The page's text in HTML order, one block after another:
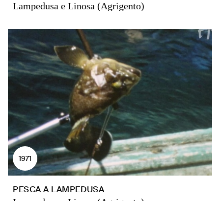
Lampedusa e Linosa (Agrigento)
1971
PESCA A LAMPEDUSA